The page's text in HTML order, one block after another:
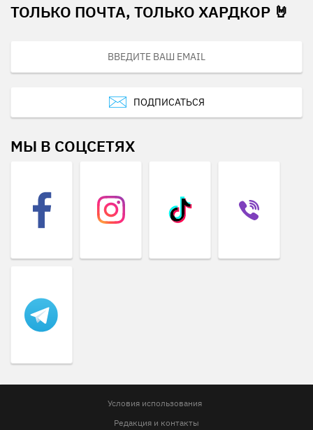
ТОЛЬКО ПОЧТА, ТОЛЬКО ХАРДКОР 🤘
ПОДПИСАТЬСЯ
МЫ В СОЦСЕТЯХ
Условия использования
Редакция и контакты